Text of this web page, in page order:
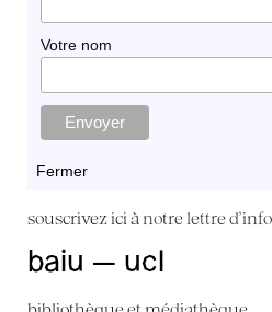
Votre nom
Fermer
souscrivez ici à notre lettre
baiu — ucl